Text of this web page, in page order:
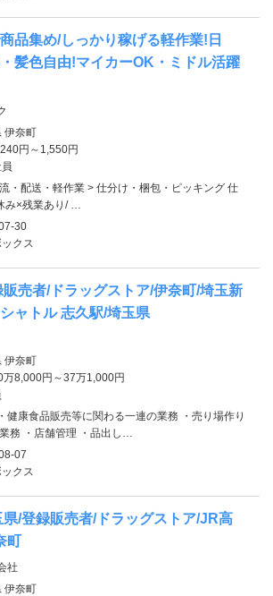
品集め/しっかり稼げる軽作業!日
髪色自由!マイカーOK・ミドル活躍
伊奈町
円～1,550円
・配送・軽作業 > 仕分け・梱包・ピッキング 仕
み×残業あり/ …
30
クス
売者/ドラッグストア/伊奈町/埼玉新
ャトル 志久駅/埼玉県
伊奈町
万8,000円～37万1,000円
健康食品販売等に関わる一連の業務 ・売り場作り
務 ・店舗管理 ・品出し…
07
クス
/登録販売者/ドラッグストア/JR高
町
社
伊奈町